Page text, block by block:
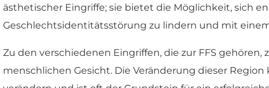
ästhetischer Eingriffe; sie bietet die Möglichkeit, sich
Geschlechtsidentitätsstörung zu lindern und mit
Zu den verschiedenen Eingriffen, die zur FFS
menschlichen Gesicht. Die Veränderung dieser